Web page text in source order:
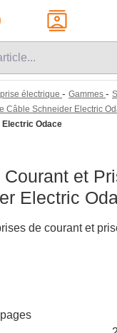
électrique - Gammes -
Câble Schneider Electric
Odace
Courant et
Electric